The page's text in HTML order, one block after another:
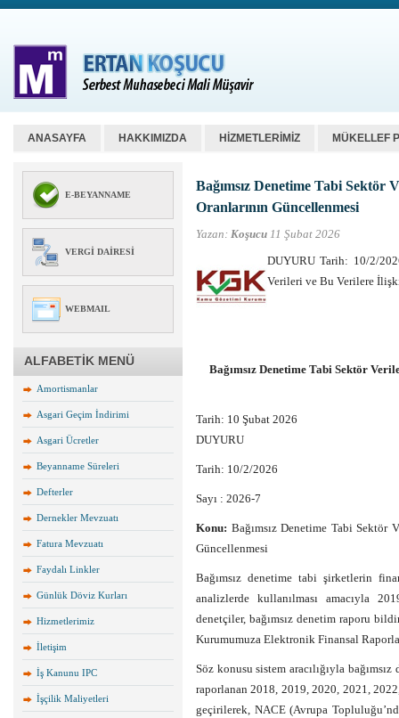
ANASAYFA HAKKIMIZDA HİZMETLERİMİZ MÜKELLEF
E-BEYANNAME
VERGI DAIRESI
WEBMAIL
ALFABETİK MENÜ
Amortismanlar
Asgari Geçim İndirimi
Asgari Ücretler
Beyanname Süreleri
Defterler
Dernekler Mevzuatı
Fatura Mevzuatı
Faydalı Linkler
Günlük Döviz Kurları
Hizmetlerimiz
İletişim
İş Kanunu IPC
İşçilik Maliyetleri
Bağımsız Denetime Tabi
Oranlarının Güncellenmesi
Yazan: Koşucu 11 Şubat 2026
DUYURU Tarih: 10/2/
Verileri ve Bu Verilere
Bağımsız Denetime Tabi Sektör
Tarih: 10 Şubat 2026
DUYURU
Tarih: 10/2/2026
Sayı : 2026-7
Konu: Bağımsız Denetime Tabi
Güncellenmesi
Bağımsız denetime tabi şirketlerin
analizlerde kullanılması amacıyla
denetçiler, bağımsız denetim raporu
Kurumumuza Elektronik Finansal
Söz konusu sistem aracılığıyla
raporlanan 2018, 2019, 2020, 2021,
geçirilerek, NACE (Avrupa